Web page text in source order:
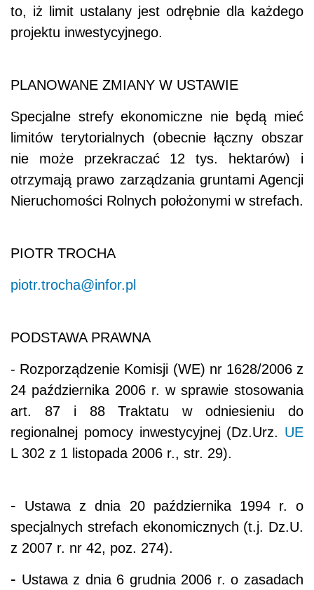
to, iż limit ustalany jest odrębnie dla każdego
projektu inwestycyjnego.
PLANOWANE ZMIANY W USTAWIE
Specjalne strefy ekonomiczne nie będą mieć
limitów terytorialnych (obecnie łączny obszar
nie może przekraczać 12 tys. hektarów) i
otrzymają prawo zarządzania gruntami Agencji
Nieruchomości Rolnych położonymi w strefach.
PIOTR TROCHA
piotr.trocha@infor.pl
PODSTAWA PRAWNA
- Rozporządzenie Komisji (WE) nr 1628/2006 z
24 października 2006 r. w sprawie stosowania
art. 87 i 88 Traktatu w odniesieniu do
regionalnej pomocy inwestycyjnej (Dz.Urz. UE
L 302 z 1 listopada 2006 r., str. 29).
-
Ustawa z dnia 20 października 1994 r. o
specjalnych strefach ekonomicznych (t.j. Dz.U.
z 2007 r. nr 42, poz. 274).
- Ustawa z dnia 6 grudnia 2006 r. o zasadach